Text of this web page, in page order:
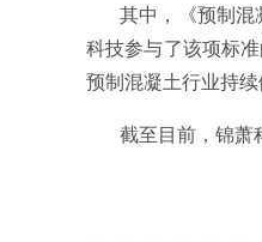
其中，《预制混
科技参与了该项标
预制混凝土行业持续
截至目前，锦萧